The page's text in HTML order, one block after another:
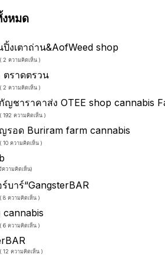
งหมด
งเตาถ่าน&AofWeed shop
2 ความคิดเห็น )
ตราดตรวน
2 ความคิดเห็น )
ญชาราคาส่ง OTEE shop cannabis
192 ความคิดเห็น )
รอด Buriram farm cannabis
10 ความคิดเห็น )
ความคิดเห็น)
บาร์“GangsterBAR
8 ความคิดเห็น )
6 ความคิดเห็น )
12 ความคิดเห็น )